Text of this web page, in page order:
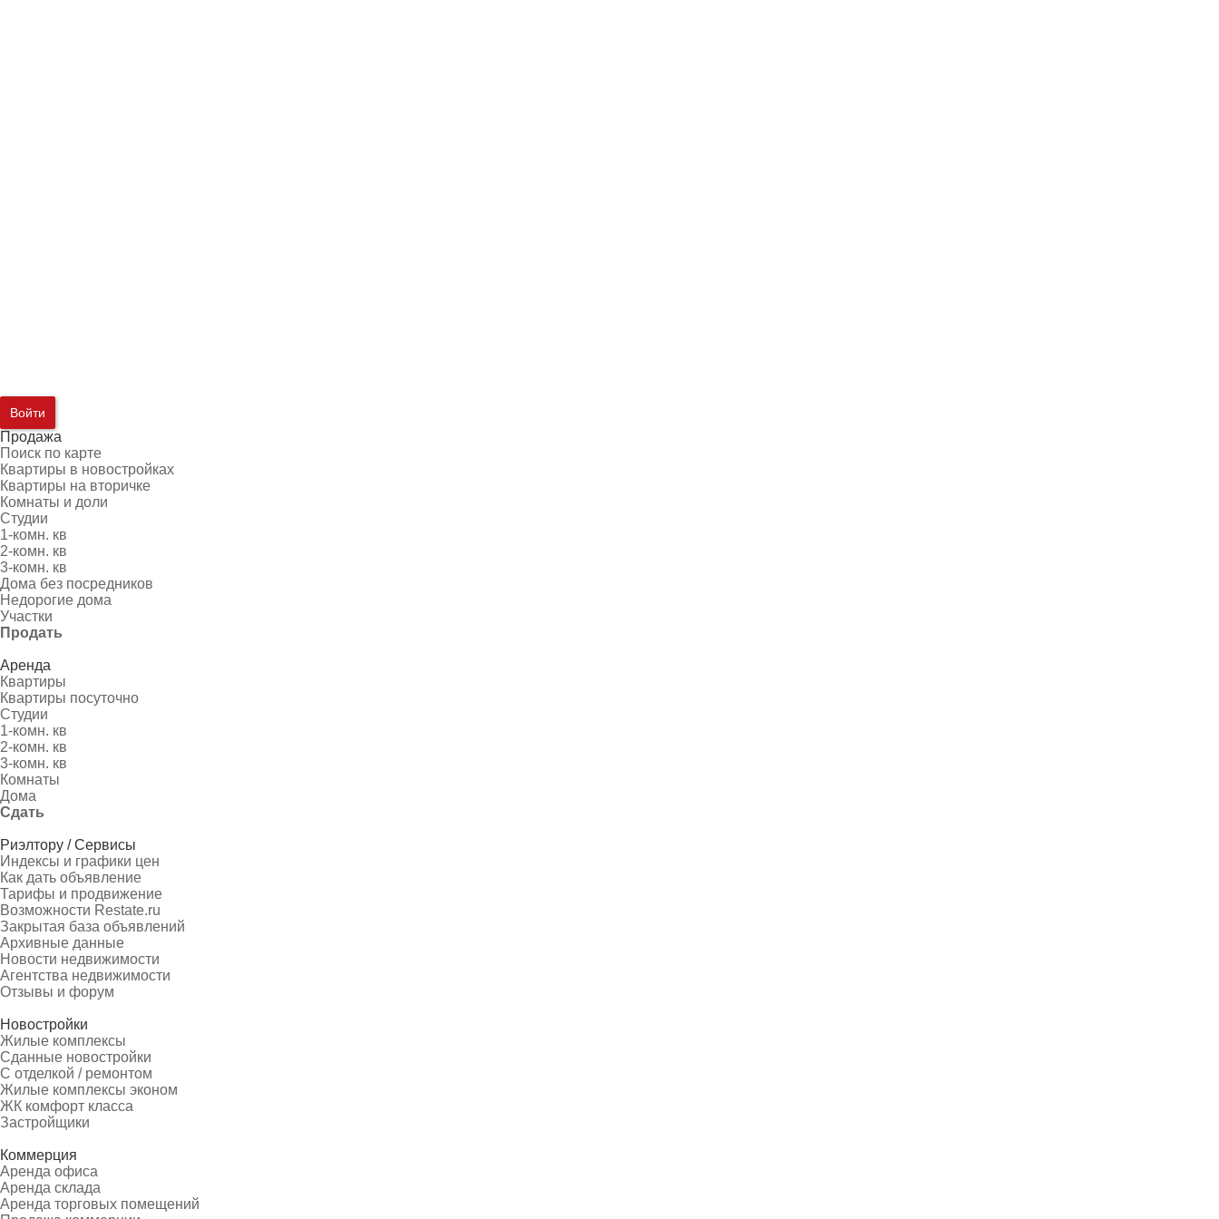
Войти
Продажа
Поиск по карте
Квартиры в новостройках
Квартиры на вторичке
Комнаты и доли
Студии
1-комн. кв
2-комн. кв
3-комн. кв
Дома без посредников
Недорогие дома
Участки
Продать
Аренда
Квартиры
Квартиры посуточно
Студии
1-комн. кв
2-комн. кв
3-комн. кв
Комнаты
Дома
Сдать
Риэлтору / Сервисы
Индексы и графики цен
Как дать объявление
Тарифы и продвижение
Возможности Restate.ru
Закрытая база объявлений
Архивные данные
Новости недвижимости
Агентства недвижимости
Отзывы и форум
Новостройки
Жилые комплексы
Сданные новостройки
С отделкой / ремонтом
Жилые комплексы эконом
ЖК комфорт класса
Застройщики
Коммерция
Аренда офиса
Аренда склада
Аренда торговых помещений